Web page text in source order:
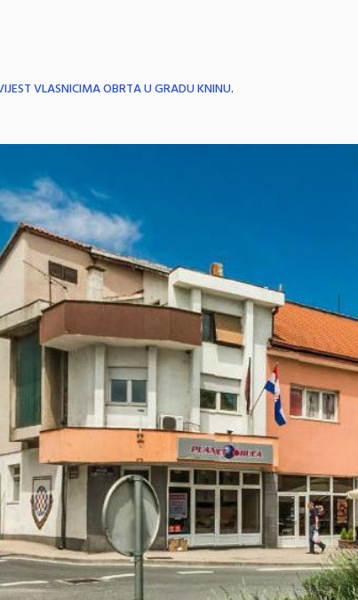
VLASNICIMA OBRTA U GRADU KNINU.